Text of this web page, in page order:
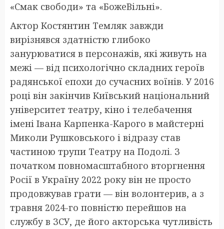
«Смак свободи» та «БожеВільні».
Актор Костянтин Темляк завжди
вирізнявся здатністю глибоко
занурюватися в персонажів, які живуть на
межі — від психологічно складних героїв
радянської епохи до сучасних воїнів. У 2016
році він закінчив Київський національний
університет театру, кіно і телебачення
імені Івана Карпенка-Карого в майстерні
Миколи Рушковського і відразу став
частиною трупи Театру на Подолі. З
початком повномасштабного вторгнення
Росії в Україну 2022 року він не просто
продовжував грати — він волонтерив, а з
травня 2024-го повністю перейшов на
службу в ЗСУ, де його акторська чутливість